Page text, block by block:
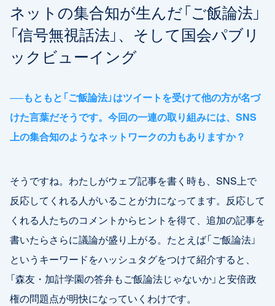
ネットの集合知が生んだ「ご飯論法」
「信号無視話法」、そして国会パブリ
ックビューイング
──もともと「ご飯論法」はツイートを受けて他の方が名づ
けた言葉だそうです。今回の一連の取り組みには、SNS
上の集合知のようなネットワークの力もありますか？
そうですね。わたしがウェブ記事を書く時も、SNS上で
反応してくれる人がいることが力になってます。反応して
くれる人たちのコメントからヒントを得て、追加の記事を
書いたらさらに議論が盛り上がる。たとえば「ご飯論法」
というキーワードをハッシュタグをつけて紹介すると、
「森友・加計学園の答弁もご飯論法じゃないか」と安倍政
権の問題点が明快になっていくわけです。